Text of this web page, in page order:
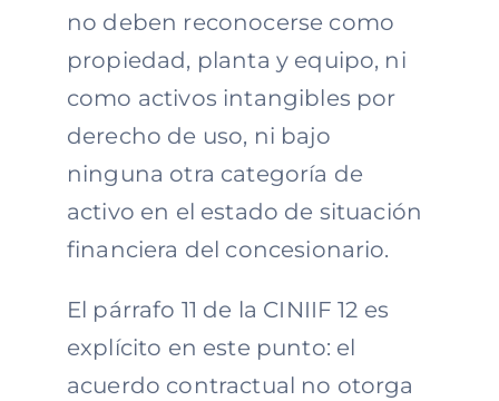
no deben reconocerse como
propiedad, planta y equipo, ni
como activos intangibles por
derecho de uso, ni bajo
ninguna otra categoría de
activo en el estado de situación
financiera del concesionario.
El párrafo 11 de la CINIIF 12 es
explícito en este punto: el
acuerdo contractual no otorga